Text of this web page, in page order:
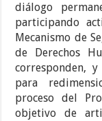
diálogo
participando
Mecanismo de
de Derechos
corresponden,
para
proceso del
objetivo de